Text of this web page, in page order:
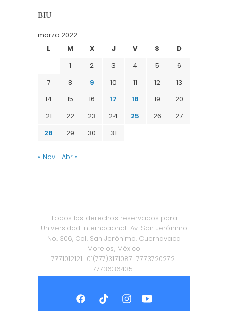
BIU
marzo 2022
L
M X J V S
D
1
2 3 4 5
6
7
8 9 10 11 12
13
14
15 16 17 18 19
20
21
22 23 24 25 26
27
28
29 30 31
« Nov Abr »
Todos los derechos reservados para
Universidad Internacional Av. San Jerónimo
No. 306, Col. San Jerónimo. Cuernavaca
Morelos, México
7771012121 01(777)3171087 7773720272
7773636435
Política de Privacidad|Certificación ISO